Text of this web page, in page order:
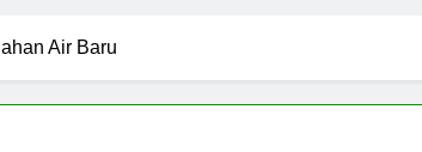
Air Baru